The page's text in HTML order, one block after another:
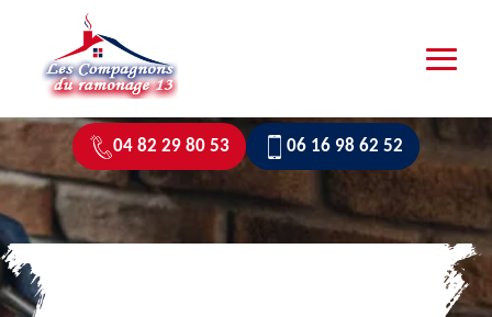
04 82 29 80 53 06 16 98 62 52